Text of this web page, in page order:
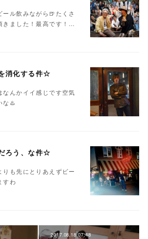
ル飲みながら🍺たくさ
きました！最高です！…
消化する件☆
んかイイ感じです空気
な♨️
ろう、な件☆
も先にとりあえずビー
すわ
2017.08.18 07:48